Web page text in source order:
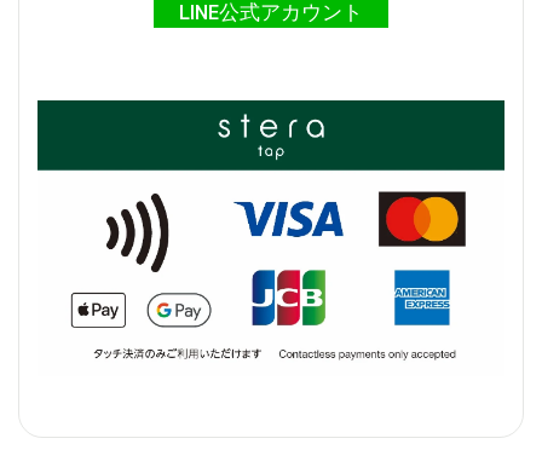
LINE公式アカウント